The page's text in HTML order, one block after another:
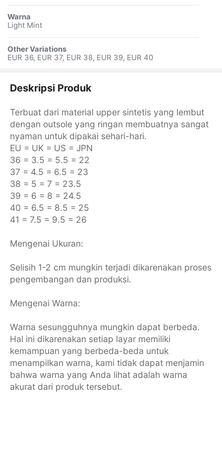
Warna
Light Mint
Other Variations
EUR 36, EUR 37, EUR 38, EUR 39, EUR 40
Deskripsi Produk
Terbuat dari material upper sintetis yang lembut
dengan outsole yang ringan membuatnya sangat
nyaman untuk dipakai sehari-hari.
EU = UK = US = JPN
36 = 3.5 = 5.5 = 22
37 = 4.5 = 6.5 = 23
38 = 5 = 7 = 23.5
39 = 6 = 8 = 24.5
40 = 6.5 = 8.5 = 25
41 = 7.5 = 9.5 = 26
Mengenai Ukuran:
Selisih 1-2 cm mungkin terjadi dikarenakan proses
pengembangan dan produksi.
Mengenai Warna:
Warna sesungguhnya mungkin dapat berbeda.
Hal ini dikarenakan setiap layar memiliki
kemampuan yang berbeda-beda untuk
menampilkan warna, kami tidak dapat menjamin
bahwa warna yang Anda lihat adalah warna
akurat dari produk tersebut.